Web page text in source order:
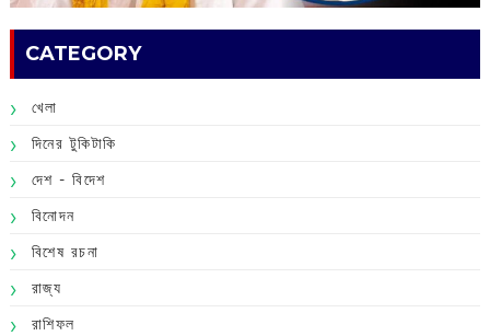
CATEGORY
খেলা
দিনের টুকিটাকি
দেশ - বিদেশ
বিনোদন
বিশেষ রচনা
রাজ্য
রাশিফল